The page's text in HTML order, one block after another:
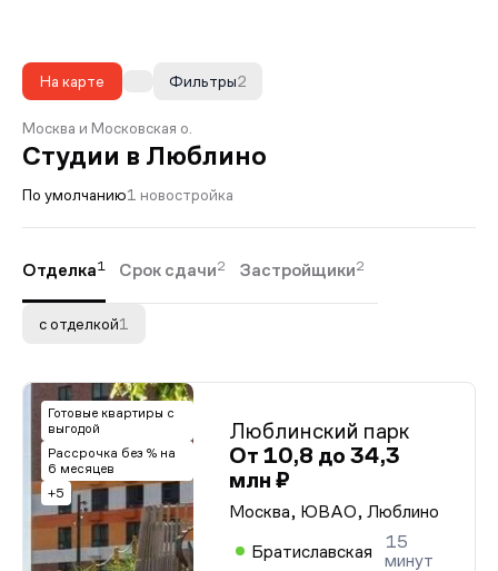
На карте 2
Фильтры
Москва и Московская о.
Студии в Люблино
По умолчанию1 новостройка
Отделка1 Срок сдачи2 Застройщики2
с отделкой1
Готовые квартиры с
выгодой
Рассрочка без % на
6 месяцев
+5
Люблинский парк
От 10,8 до 34,3
млн ₽
Москва, ЮВАО, Люблино
Братиславская
15
минут